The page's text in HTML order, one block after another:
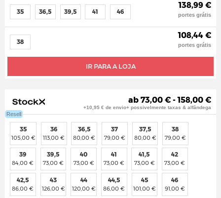
IR PARA A LOJA
35 36,5 39,5 41 46
138,99 €
portes grátis
38
108,44 €
portes grátis
Resell
ab 73,00 € - 158,00 €
+10,95 € de envio+ possivelmente taxas & alfândega
35
105,00 €
36
113,00 €
36,5
80,00 €
37
79,00 €
37,5
80,00 €
38
79,00 €
39
84,00 €
39,5
73,00 €
40
73,00 €
41
73,00 €
41,5
73,00 €
42
73,00 €
42,5
86,00 €
43
126,00 €
44
120,00 €
44,5
86,00 €
45
101,00 €
46
91,00 €